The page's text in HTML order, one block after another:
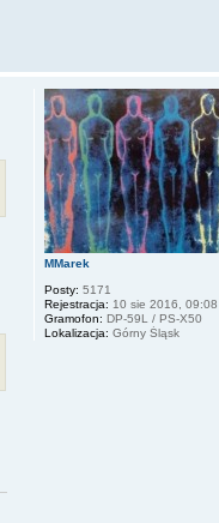
MMarek
Posty: 5171
Rejestracja: 10 sie 2016, 09:08
Gramofon: DP-59L / PS-X50
Lokalizacja: Górny Śląsk